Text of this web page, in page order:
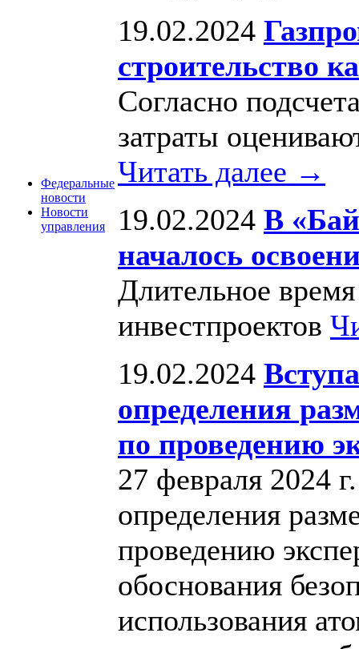
Федеральные
новости
Новости
управления
19.02.2024
строительство
Согласно
затраты
Читать далее →
19.02.2024 В
началось
Длительное
инвестпроектов
19.02.2024
определения
по проведению
27 февраля 2024
определения
проведению
обоснования
использования